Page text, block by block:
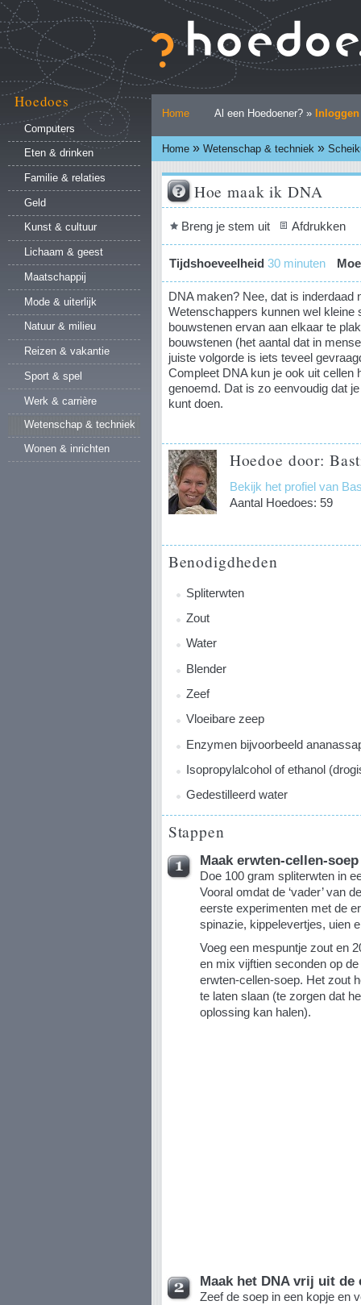
naar
inhoud.
Ga
naar
navigatie
Persoonlijke
hulpmiddelen
Home Al een Hoedoener? » Inloggen
Home » Wetenschap & techniek »
Hoedoes
Computers
Eten & drinken
Familie & relaties
Geld
Kunst & cultuur
Lichaam & geest
Maatschappij
Mode & uiterlijk
Natuur & milieu
Reizen & vakantie
Sport & spel
Werk & carrière
Wetenschap & techniek
Wonen & inrichten
Hoe maak ik DNA
Document
Breng je stem uit Afdrukken
Tijdshoeveelheid 30 minuten
DNA maken? Nee, dat is inderdaad
Wetenschappers kunnen wel kleine
bouwstenen ervan aan elkaar te
bouwstenen (het aantal dat in
juiste volgorde is iets teveel
Compleet DNA kun je ook uit cellen
genoemd. Dat is zo eenvoudig dat
kunt doen.
Hoedoe door:
Bekijk het profiel van
Aantal Hoedoes: 59
Benodigdheden
Spliterwten
Zout
Water
Blender
Zeef
Vloeibare zeep
Enzymen bijvoorbeeld
Isopropylalcohol of ethanol
Gedestilleerd water
Stappen
Maak erwten-cellen-soep
Doe 100 gram spliterwten in
Vooral omdat de ‘vader’ van
eerste experimenten met de
spinazie, kippelevertjes, uien
Voeg een mespuntje zout en
en mix vijftien seconden op
erwten-cellen-soep. Het zout
te laten slaan (te zorgen dat
oplossing kan halen).
Maak het DNA vrij uit de
Zeef de soep in een kopje en